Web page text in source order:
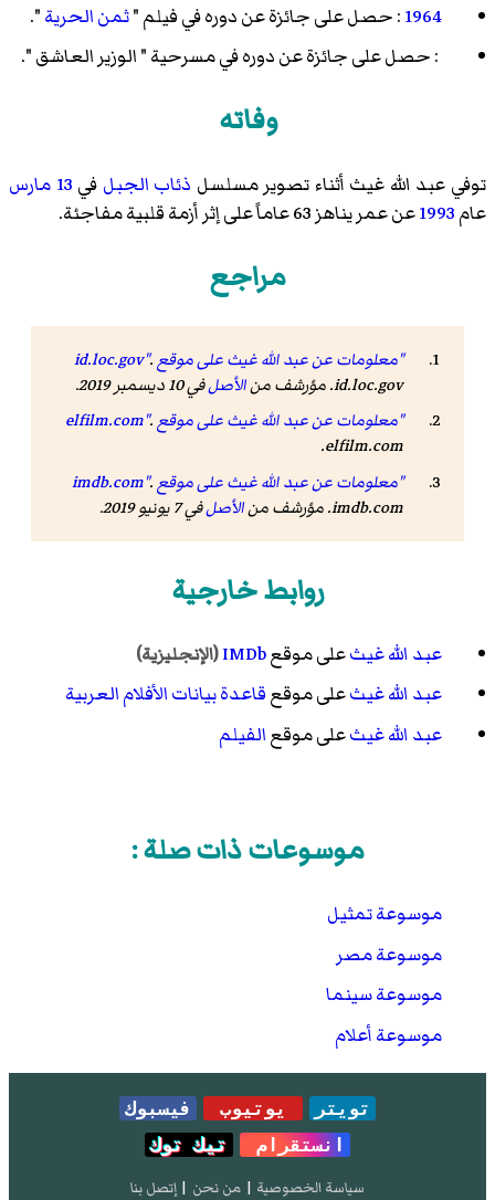
1964: حصل على جائزة عن دوره في فيلم "ثمن الحرية".
: حصل على جائزة عن دوره في مسرحية "الوزير العاشق".
وفاته
توفي عبد الله غيث أثناء تصوير مسلسل ذئاب الجبل في 13 مارس
عام1993عن عمر يناهز 63 عاماً على إثر أزمة قلبية مفاجئة.
مراجع
"معلومات عن عبد الله غيث على موقع id.loc.gov".
id.loc.gov. مؤرشف من
الأصلفي 10 ديسمبر 2019.
"معلومات عن عبد الله غيث على موقع elfilm.com".
elfilm.com.
"معلومات عن عبد الله غيث على موقع imdb.com".
imdb.com. مؤرشف من
الأصلفي 7 يونيو 2019.
روابط خارجية
عبد الله غيثعلى موقعIMDb(الإنجليزية)
عبد الله غيثعلى موقعقاعدة بيانات الأفلام العربية
عبد الله غيثعلى موقعالفيلم
موسوعات ذات صلة :
موسوعة تمثيل
موسوعة مصر
موسوعة سينما
موسوعة أعلام
تويتر يوتيوب
فيسبوك
انستقرام
تيك توك
سياسة الخصوصية | من نحن | إتصل بنا